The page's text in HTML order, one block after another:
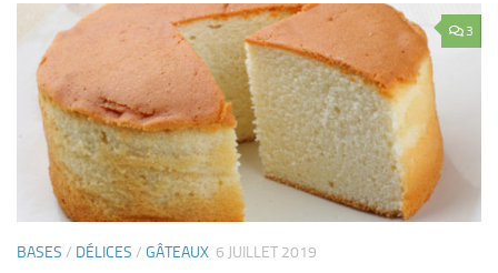
3
BASES / DÉLICES / GÂTEAUX 6 JUILLET 2019